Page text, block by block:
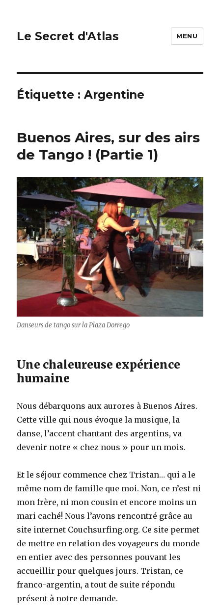
Le Secret d'Atlas MENU
Étiquette : Argentine
Buenos Aires, sur des airs
de Tango ! (Partie 1)
Danseurs de tango sur la Plaza Dorrego
Une chaleureuse expérience
humaine
Nous débarquons aux aurores à Buenos Aires.
Cette ville qui nous évoque la musique, la
danse, l’accent chantant des argentins, va
devenir notre « chez nous » pour un mois.
Et le séjour commence chez Tristan… qui a le
même nom de famille que moi. Non, ce n’est ni
mon frère, ni mon cousin et encore moins un
mari caché! Nous l’avons rencontré grâce au
site internet Couchsurfing.org. Ce site permet
de mettre en relation des voyageurs du monde
en entier avec des personnes pouvant les
accueillir pour quelques jours. Tristan, ce
franco-argentin, a tout de suite répondu
présent à notre demande.